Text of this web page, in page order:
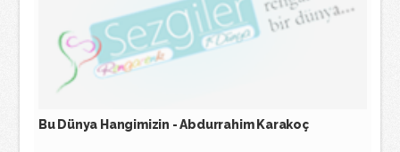
Bu Dünya Hangimizin - Abdurrahim Karakoç